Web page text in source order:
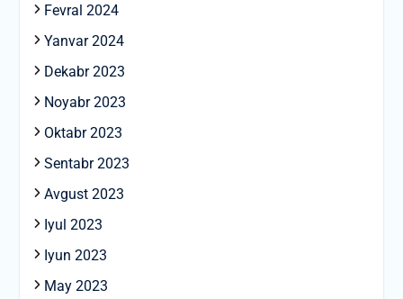
Fevral 2024
Yanvar 2024
Dekabr 2023
Noyabr 2023
Oktabr 2023
Sentabr 2023
Avgust 2023
Iyul 2023
Iyun 2023
May 2023